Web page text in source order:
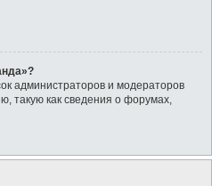
администраторов и модераторов
такую как сведения о форумах,